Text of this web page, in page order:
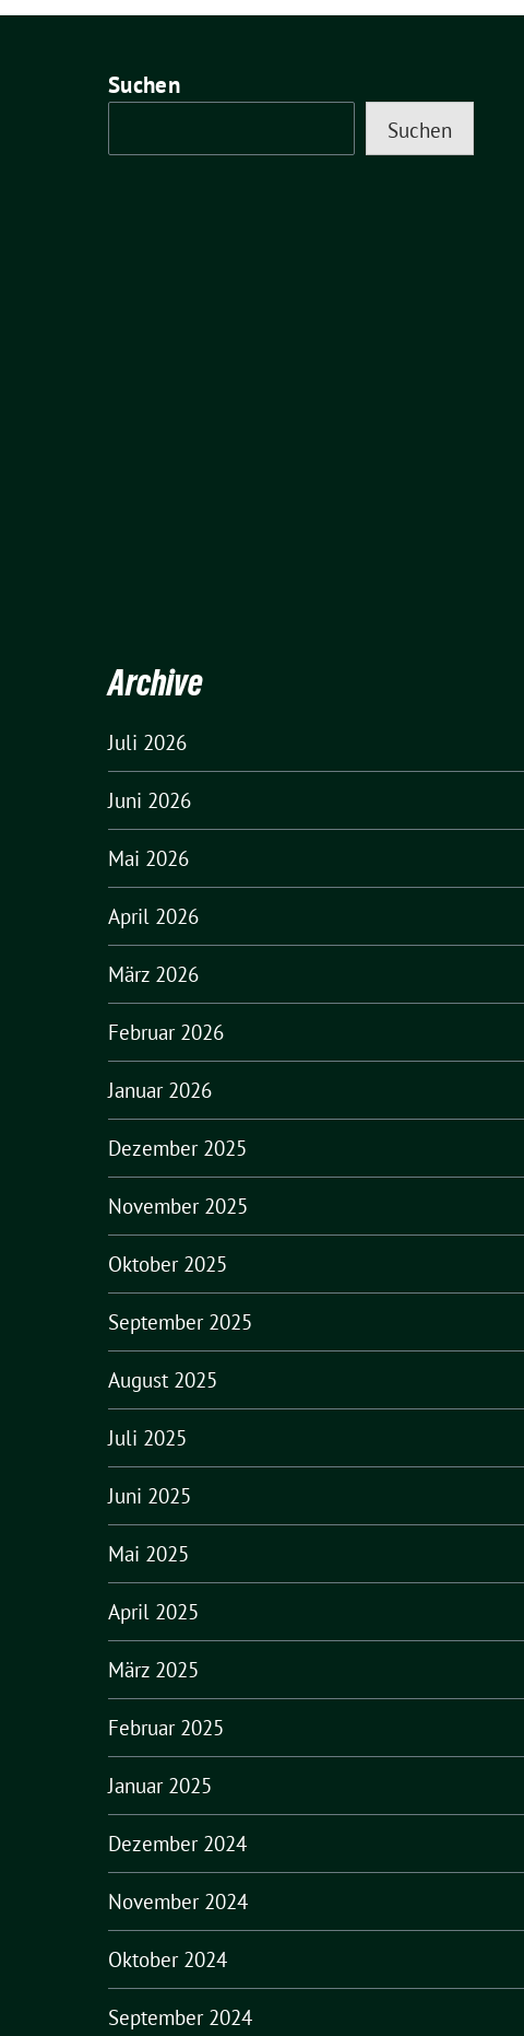
Suchen
Suchen
Archive
Juli 2026
Juni 2026
Mai 2026
April 2026
März 2026
Februar 2026
Januar 2026
Dezember 2025
November 2025
Oktober 2025
September 2025
August 2025
Juli 2025
Juni 2025
Mai 2025
April 2025
März 2025
Februar 2025
Januar 2025
Dezember 2024
November 2024
Oktober 2024
September 2024